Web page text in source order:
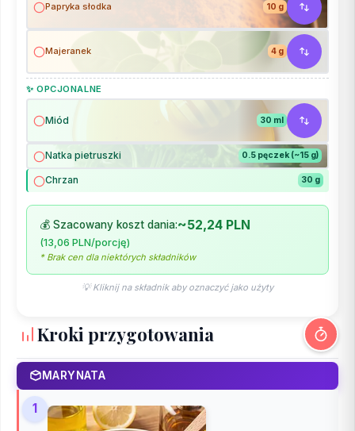
Papryka słodka 10 g
Majeranek 4 g
✨ OPCJONALNE
Miód 30 ml
Natka pietruszki 0.5 pęczek (~15 g)
Chrzan 30 g
💰 Szacowany koszt dania:~52,24 PLN
(13,06 PLN/porcję)
* Brak cen dla niektórych składników
💡 Kliknij na składnik aby oznaczyć jako użyty
Kroki przygotowania
MARYNATA
1